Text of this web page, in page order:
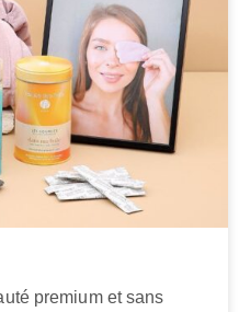
premium et sans